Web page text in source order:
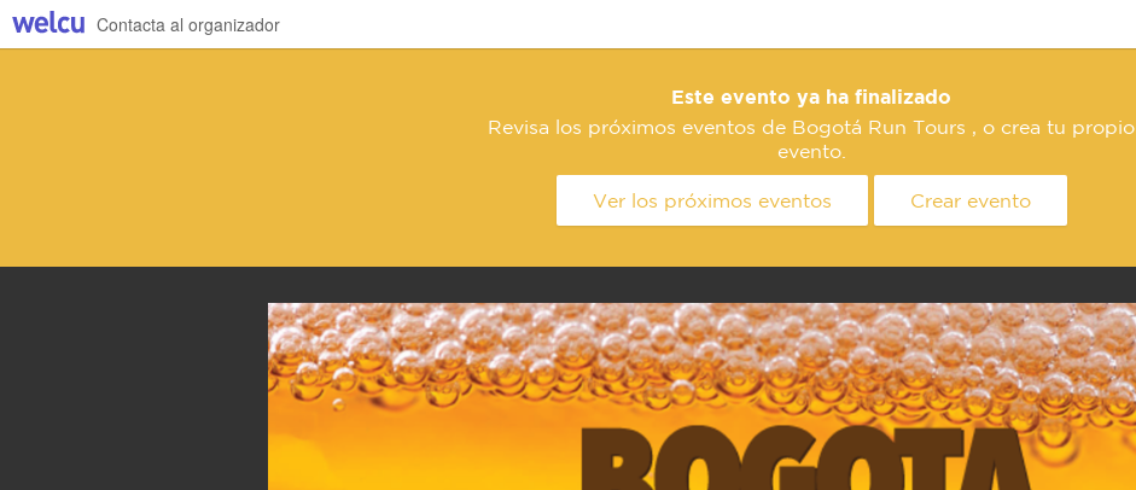
Contacta al organizador
Este evento ya ha finalizado
Revisa los próximos eventos de Bogotá Run Tours , o crea tu propio
evento.
Ver los próximos eventos Crear evento